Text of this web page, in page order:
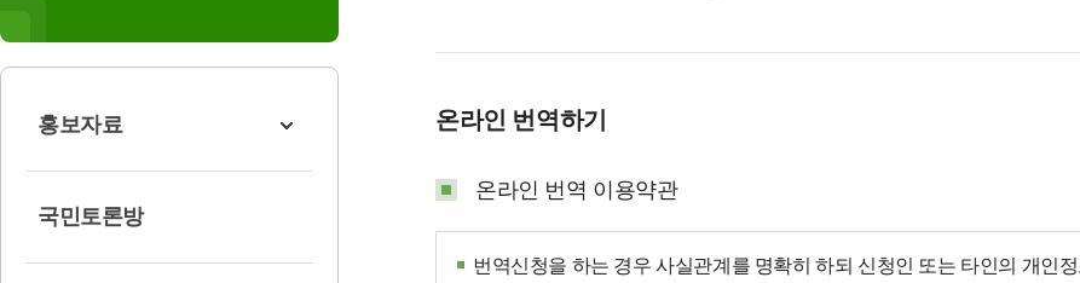
홍보자료
국민토론방
온라인 번역하기
온라인 번역 이용약관
번역신청을 하는 경우 사실관계를 명확히 하되 신청인 또는 타인의 개인